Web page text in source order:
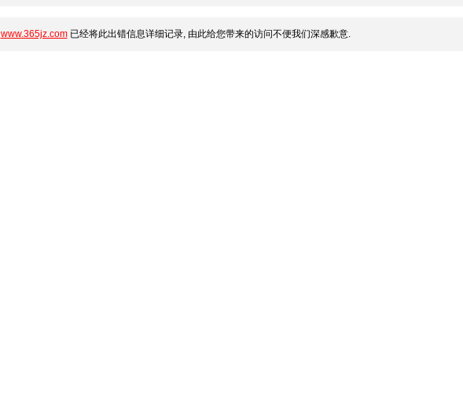
www.365jz.com已经将此出错信息详细记录, 由此给您带来的访问不便我们深感歉意.